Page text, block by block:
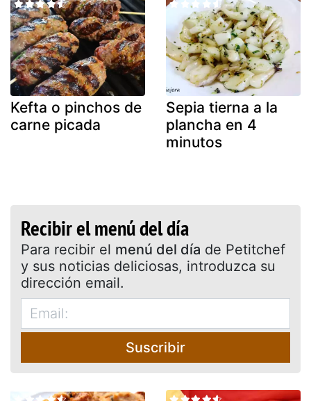
Kefta o pinchos de
carne picada
Sepia tierna a la
plancha en 4
minutos
Recibir el menú del día
Para recibir el menú del día de Petitchef
y sus noticias deliciosas, introduzca su
dirección email.
Suscribir